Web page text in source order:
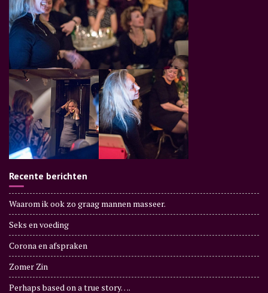
Recente berichten
Waarom ik ook zo graag mannen masseer.
Seks en voeding
Corona en afspraken
Zomer Zin
Perhaps based on a true story….